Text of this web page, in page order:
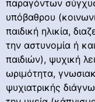
παραγόντων
υπόβαθρου
παιδική ηλικία,
την αστυνομία ή
παιδιών), ψυχική
ωριμότητα,
ψυχιατρικής